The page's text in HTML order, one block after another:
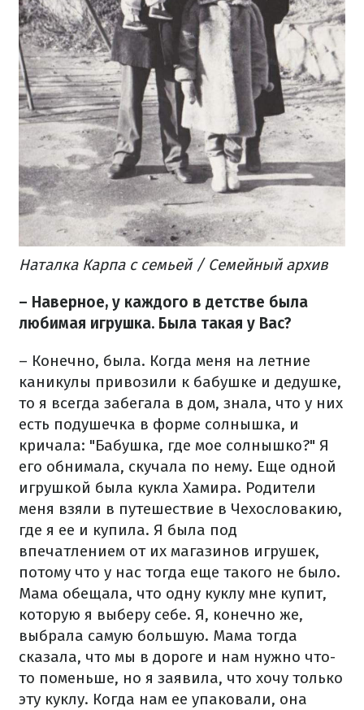
Наталка Карпа с семьей / Семейный архив
– Наверное, у каждого в детстве была
любимая игрушка. Была такая у Вас?
– Конечно, была. Когда меня на летние
каникулы привозили к бабушке и дедушке,
то я всегда забегала в дом, знала, что у них
есть подушечка в форме солнышка, и
кричала: "Бабушка, где мое солнышко?" Я
его обнимала, скучала по нему. Еще одной
игрушкой была кукла Хамира. Родители
меня взяли в путешествие в Чехословакию,
где я ее и купила. Я была под
впечатлением от их магазинов игрушек,
потому что у нас тогда еще такого не было.
Мама обещала, что одну куклу мне купит,
которую я выберу себе. Я, конечно же,
выбрала самую большую. Мама тогда
сказала, что мы в дороге и нам нужно что-
то поменьше, но я заявила, что хочу только
эту куклу. Когда нам ее упаковали, она